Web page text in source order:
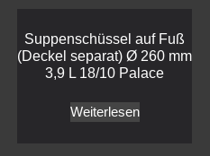
Suppenschüssel auf Fuß
(Deckel separat) Ø 260 mm
3,9 L 18/10 Palace
Weiterlesen